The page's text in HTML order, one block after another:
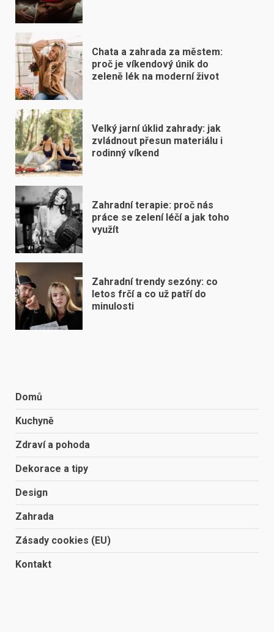
Chata a zahrada za městem:
proč je víkendový únik do
zeleně lék na moderní život
Velký jarní úklid zahrady: jak
zvládnout přesun materiálu i
rodinný víkend
Zahradní terapie: proč nás
práce se zelení léčí a jak toho
využít
Zahradní trendy sezóny: co
letos frčí a co už patří do
minulosti
Domů
Kuchyně
Zdraví a pohoda
Dekorace a tipy
Design
Zahrada
Zásady cookies (EU)
Kontakt